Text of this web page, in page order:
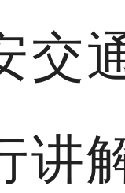
交
讲